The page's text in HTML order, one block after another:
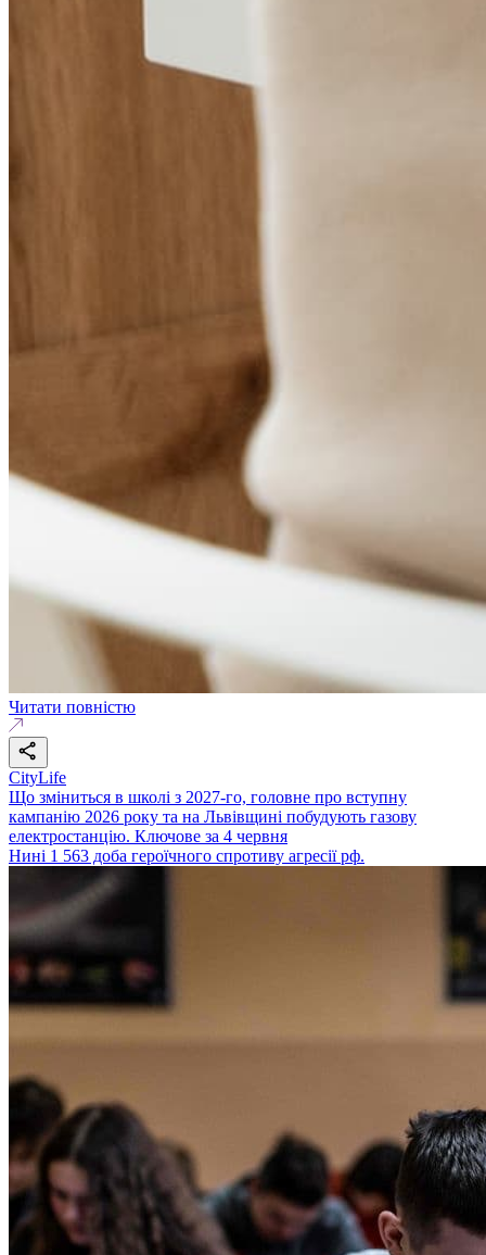
Читати повністю
CityLife
Що зміниться в школі з 2027-го, головне про вступну
кампанію 2026 року та на Львівщині побудують газову
електростанцію. Ключове за 4 червня
Нині 1 563 доба героїчного спротиву агресії рф.